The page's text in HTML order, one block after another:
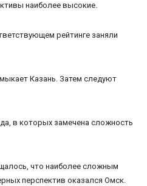
наиболее высокие.
рейтинге заняли
Казань. Затем следуют
в которых замечена сложность
что наиболее сложным
перспектив оказался Омск.